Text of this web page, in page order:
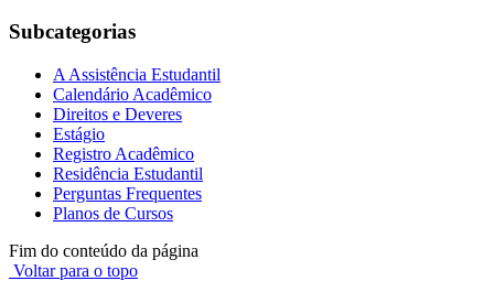
Subcategorias
A Assistência Estudantil
Calendário Acadêmico
Direitos e Deveres
Estágio
Registro Acadêmico
Residência Estudantil
Perguntas Frequentes
Planos de Cursos
Fim do conteúdo da página
Voltar para o topo